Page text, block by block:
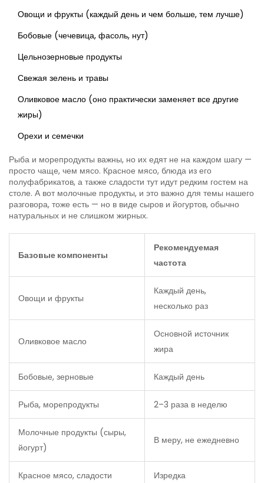
Овощи и фрукты (каждый день и чем больше, тем лучше)
Бобовые (чечевица, фасоль, нут)
Цельнозерновые продукты
Свежая зелень и травы
Оливковое масло (оно практически заменяет все другие
жиры)
Орехи и семечки
Рыба и морепродукты важны, но их едят не на каждом шагу —
просто чаще, чем мясо. Красное мясо, блюда из его
полуфабрикатов, а также сладости тут идут редким гостем на
столе. А вот молочные продукты, и это важно для темы нашего
разговора, тоже есть — но в виде сыров и йогуртов, обычно
натуральных и не слишком жирных.
Базовые компоненты
Рекомендуемая
частота
Овощи и фрукты
Каждый день,
несколько раз
Оливковое масло
Основной источник
жира
Бобовые, зерновые Каждый день
Рыба, морепродукты 2–3 раза в неделю
Молочные продукты (сыры,
йогурт)
В меру, не ежедневно
Красное мясо, сладости Изредка